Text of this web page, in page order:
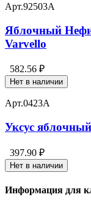
Арт.92503А
Яблочный
Varvello
582.56 ₽
Нет в наличии
Арт.0423А
Уксус
397.90 ₽
Нет в наличии
Информация для